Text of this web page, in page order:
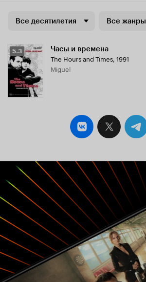
Все десятилетия Все жанры
Рейтинг
Кинопоиска
5.3
5.3 Часы и времена
The Hours and Times, 1991
Miguel